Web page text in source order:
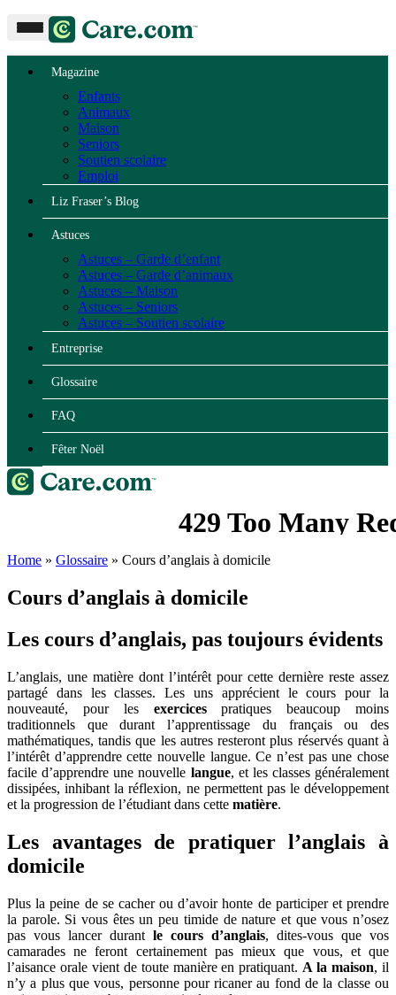
Magazine
Enfants
Animaux
Maison
Seniors
Soutien scolaire
Emploi
Liz Fraser’s Blog
Astuces
Astuces – Garde d’enfant
Astuces – Garde d’animaux
Astuces – Maison
Astuces – Seniors
Astuces – Soutien scolaire
Entreprise
Glossaire
FAQ
Fêter Noël
Home » Glossaire » Cours d’anglais à domicile
Cours d’anglais à domicile
Les cours d’anglais, pas toujours évidents
L’anglais, une matière dont l’intérêt pour cette dernière reste assez
partagé dans les classes. Les uns apprécient le cours pour la
nouveauté, pour les exercicespratiques beaucoup moins
traditionnels que durant l’apprentissage du français ou des
mathématiques, tandis que les autres resteront plus réservés quant à
l’intérêt d’apprendre cette nouvelle langue. Ce n’est pas une chose
facile d’apprendre une nouvelle langue, et les classes généralement
dissipées, inhibant la réflexion, ne permettent pas le développement
et la progression de l’étudiant dans cette matière.
Les avantages de pratiquer l’anglais à
domicile
Plus la peine de se cacher ou d’avoir honte de participer et prendre
la parole. Si vous êtes un peu timide de nature et que vous n’osez
pas vous lancer durant le cours d’anglais, dites-vous que vos
camarades ne feront certainement pas mieux que vous, et que
l’aisance orale vient de toute manière en pratiquant. A la maison, il
n’y a plus que vous, personne pour ricaner au fond de la classe ou